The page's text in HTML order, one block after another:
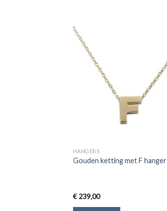
HANGERS
Gouden ketting met F hanger
€239,00